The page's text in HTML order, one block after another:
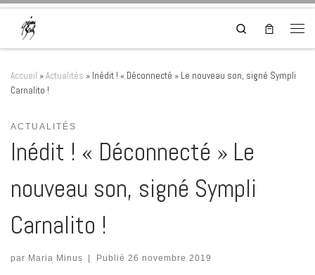
Skip to content
Search
Accueil »Actualités » Inédit ! « Déconnecté » Le nouveau son, signé Sympli
Carnalito !
ACTUALITÉS
Inédit ! « Déconnecté » Le
nouveau son, signé Sympli
Carnalito !
par Maria Minus Publié 26 novembre 2019